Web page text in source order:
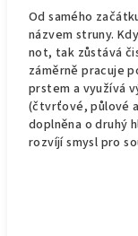
Od samého
názvem struny.
not, tak zůstává
záměrně pracuje
prstem a využívá
(čtvrťové, půlové
doplněna o druhý
rozvíjí smysl pro